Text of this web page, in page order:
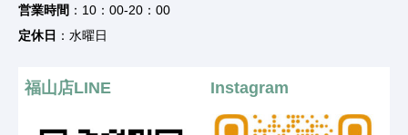
営業時間 ：10：00-20：00
定休日 ：水曜日
福山店LINE Instagram